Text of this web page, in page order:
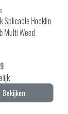
Splicable Hooklin
Multi Weed
Bekijken